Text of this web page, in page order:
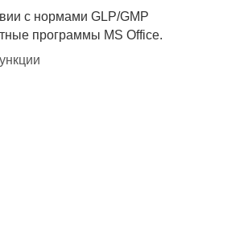
с нормами GLP/GMP
программы MS Office.